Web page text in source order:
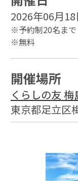
2026年06月
※予約制20名まで
※無料
開催場所
くらしの友
東京都足立区